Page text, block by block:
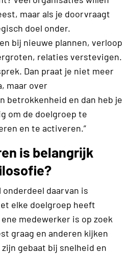
maar als je doorvraagt
doel onder.
bij nieuwe plannen, verloop
relaties verstevigen.
Dan praat je niet meer
maar over
betrokkenheid en dan heb je
om de doelgroep te
en te activeren.”
is belangrijk
onderdeel daarvan is
elke doelgroep heeft
medewerker is op zoek
graag en anderen kijken
gebaat bij snelheid en